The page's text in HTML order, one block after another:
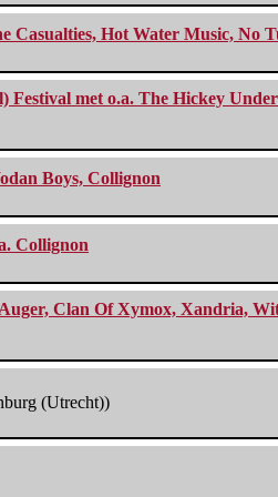
Casualties, Hot Water Music, No
Festival met o.a. The Hickey
Boys, Collignon
Collignon
Clan Of Xymox, Xandria,
(Utrecht))